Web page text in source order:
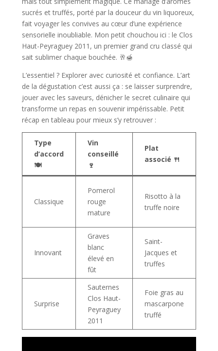
sucrés et truffés, porté par la douceur du vin liquoreux,
fait voyager les convives au cœur d’une expérience
sensorielle inoubliable. Mon petit chouchou ici : le Clos
Haut-Peyraguey 2011, un premier grand cru classé qui
sait sublimer chaque bouchée. 🥂🍯
L’essentiel ? Explorer avec curiosité et confiance. L’art
de la dégustation c’est aussi ça : se laisser surprendre,
jouer avec les saveurs, dénicher le secret culinaire qui
transforme un repas en souvenir impérissable. Petit
récap en tableau pour mieux s’y retrouver :
Type
d’accord
🍽️
Vin
conseillé
🍷
Plat
associé 🍴
Classique
Pomerol
rouge
mature
Risotto à la
truffe noire
Innovant
Graves
blanc
élevé en
fût
Saint-
Jacques et
truffes
Surprise
Sauternes
Clos Haut-
Peyraguey
2011
Foie gras au
mascarpone
truffé